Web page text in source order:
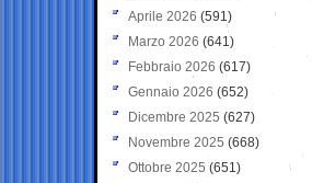
Aprile 2026 (591)
Marzo 2026 (641)
Febbraio 2026 (617)
Gennaio 2026 (652)
Dicembre 2025 (627)
Novembre 2025 (668)
Ottobre 2025 (651)